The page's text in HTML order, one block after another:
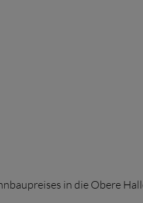
in die Obere